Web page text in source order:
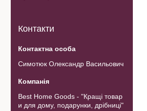
Контакти
Симотюк Олександр Васильович
Best Home Goods - "Кращі товар
и для дому, подарунки, дрібниці"